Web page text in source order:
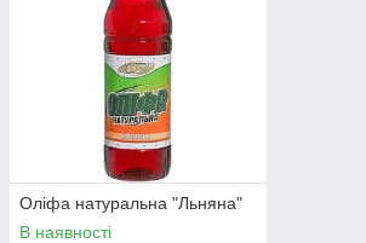
Оліфа натуральна "Льняна"
В наявності